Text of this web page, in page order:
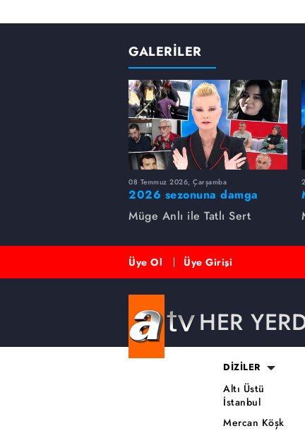
15 yaşındaki Hatice Nur ve
Lise birinci sınıf öğrencisi
Ahmet Yıldız tarafından
Şubat Pazartesi günü
GALERİLER
08 Temmuz 2026, Çarşamba
2026 sezonuna damga
vuran 5 Müge Anlı
dosyası...
Müge Anlı ile Tatlı Sert
Üye Ol Üye Girişi
HER
DİZİLER
Altı Üstü
İstanbul
Mercan Köşk